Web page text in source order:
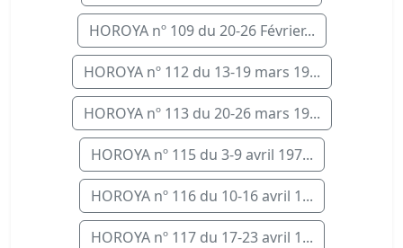
HOROYA nº 109 du 20-26 Février...
HOROYA nº 112 du 13-19 mars 19...
HOROYA nº 113 du 20-26 mars 19...
HOROYA nº 115 du 3-9 avril 197...
HOROYA nº 116 du 10-16 avril 1...
HOROYA nº 117 du 17-23 avril 1...